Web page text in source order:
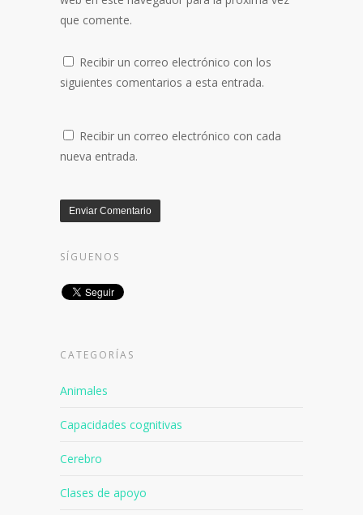
que comente.
Recibir un correo electrónico con los
siguientes comentarios a esta entrada.
Recibir un correo electrónico con cada
nueva entrada.
SÍGUENOS
CATEGORÍAS
Animales
Capacidades cognitivas
Cerebro
Clases de apoyo